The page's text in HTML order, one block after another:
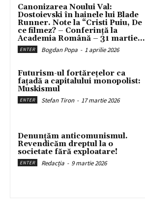
Canonizarea Noului Val:
Dostoievski în hainele lui Blade
Runner. Note la “Cristi Puiu, De
ce filmez? – Conferință la
Academia Română – 31 martie...
ENTER Bogdan Popa - 1 aprilie 2026
Futurism-ul fortărețelor ca
fațadă a capitalului monopolist:
Muskismul
ENTER Stefan Tiron - 17 martie 2026
Denunțăm anticomunismul.
Revendicăm dreptul la o
societate fără exploatare!
ENTER Redacția - 9 martie 2026